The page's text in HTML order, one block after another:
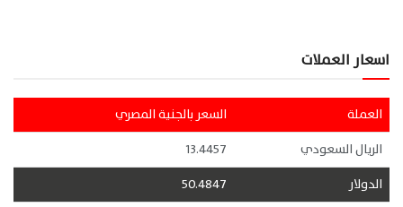
اسعار العملات
العملة
السعر بالجنية المصري
الريال السعودي
13.4457
الدولار
50.4847